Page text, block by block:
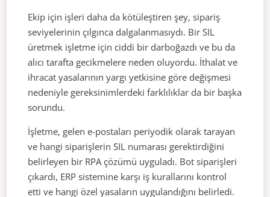
Ekip için işleri daha da kötüleştiren şey, sipariş
seviyelerinin çılgınca dalgalanmasıydı. Bir SIL
üretmek işletme için ciddi bir darboğazdı ve bu da
alıcı tarafta gecikmelere neden oluyordu. İthalat ve
ihracat yasalarının yargı yetkisine göre değişmesi
nedeniyle gereksinimlerdeki farklılıklar da bir başka
sorundu.
İşletme, gelen e-postaları periyodik olarak tarayan
ve hangi siparişlerin SIL numarası gerektirdiğini
belirleyen bir RPA çözümü uyguladı. Bot siparişleri
çıkardı, ERP sistemine karşı iş kurallarını kontrol
etti ve hangi özel yasaların uygulandığını belirledi.